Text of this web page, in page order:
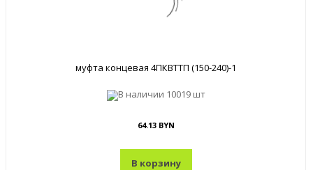
муфта концевая 4ПКВТТП (150-240)-1
В наличии 10019 шт
64.13 BYN
В корзину